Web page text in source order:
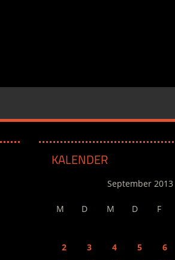
KALENDER
September 2013
M D M D F
2
3 4 5 6